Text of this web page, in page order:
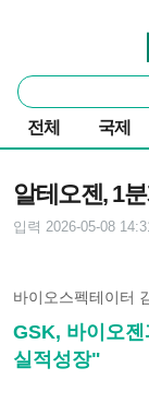
통
합
검
색
전체 국제
알테오젠, 1
입력 2026-05-08
바이오스펙테이터
GSK, 바이오젠
실적성장"